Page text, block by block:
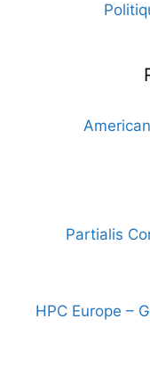
Partialis
HPC Europe –